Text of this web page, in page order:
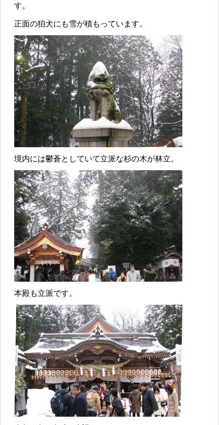
す。
正面の狛犬にも雪が積もっています。
境内には鬱蒼としていて立派な杉の木が林立。
本殿も立派です。